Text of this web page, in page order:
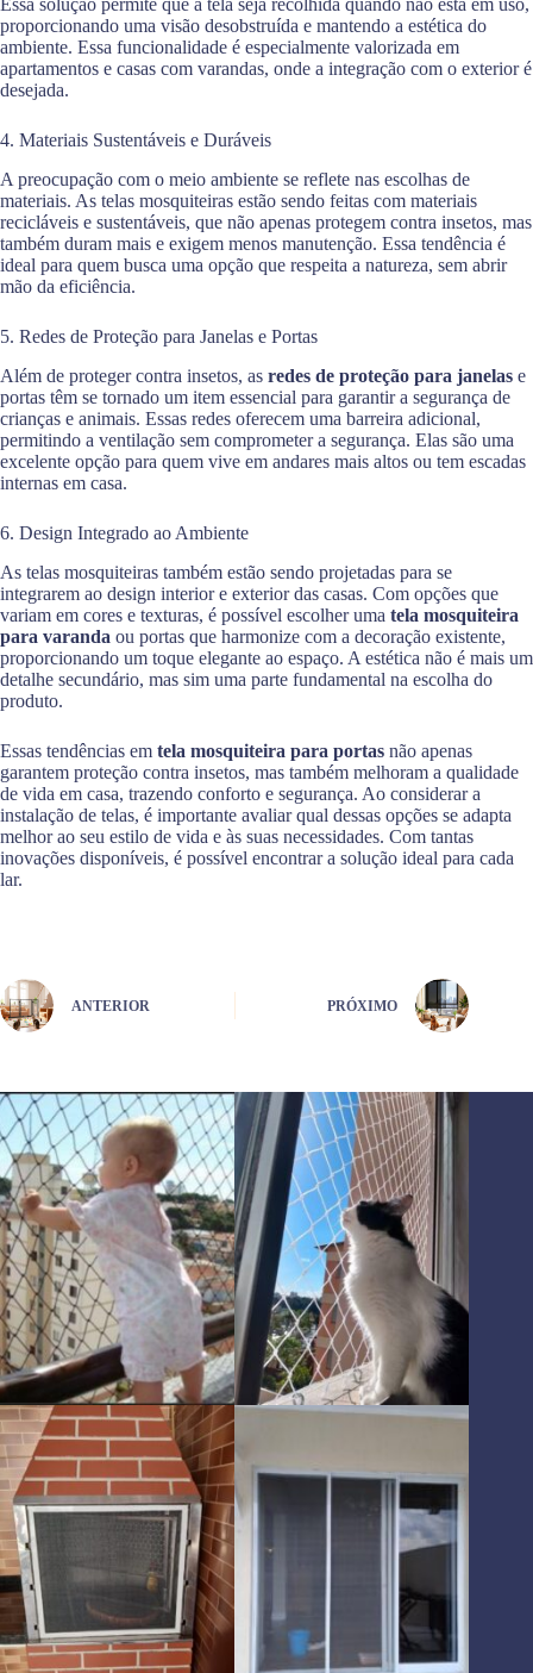
Essa solução permite que a tela seja recolhida quando não está em uso,
proporcionando uma visão desobstruída e mantendo a estética do
ambiente. Essa funcionalidade é especialmente valorizada em
apartamentos e casas com varandas, onde a integração com o exterior é
desejada.
4. Materiais Sustentáveis e Duráveis
A preocupação com o meio ambiente se reflete nas escolhas de
materiais. As telas mosquiteiras estão sendo feitas com materiais
recicláveis e sustentáveis, que não apenas protegem contra insetos, mas
também duram mais e exigem menos manutenção. Essa tendência é
ideal para quem busca uma opção que respeita a natureza, sem abrir
mão da eficiência.
5. Redes de Proteção para Janelas e Portas
Além de proteger contra insetos, as redes de proteção para janelas e
portas têm se tornado um item essencial para garantir a segurança de
crianças e animais. Essas redes oferecem uma barreira adicional,
permitindo a ventilação sem comprometer a segurança. Elas são uma
excelente opção para quem vive em andares mais altos ou tem escadas
internas em casa.
6. Design Integrado ao Ambiente
As telas mosquiteiras também estão sendo projetadas para se
integrarem ao design interior e exterior das casas. Com opções que
variam em cores e texturas, é possível escolher uma tela mosquiteira
para varanda ou portas que harmonize com a decoração existente,
proporcionando um toque elegante ao espaço. A estética não é mais um
detalhe secundário, mas sim uma parte fundamental na escolha do
produto.
Essas tendências em tela mosquiteira para portas não apenas
garantem proteção contra insetos, mas também melhoram a qualidade
de vida em casa, trazendo conforto e segurança. Ao considerar a
instalação de telas, é importante avaliar qual dessas opções se adapta
melhor ao seu estilo de vida e às suas necessidades. Com tantas
inovações disponíveis, é possível encontrar a solução ideal para cada
lar.
ANTERIOR PRÓXIMO